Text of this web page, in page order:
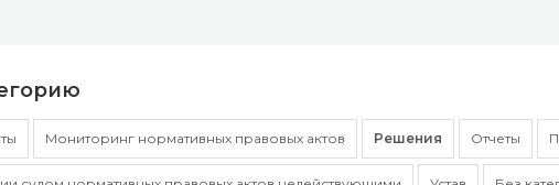
Мониторинг нормативных правовых актов Решения Отчеты